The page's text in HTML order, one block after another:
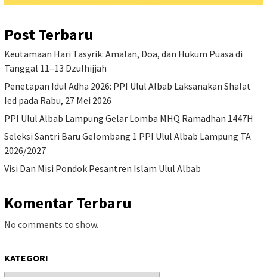
Post Terbaru
Keutamaan Hari Tasyrik: Amalan, Doa, dan Hukum Puasa di
Tanggal 11–13 Dzulhijjah
Penetapan Idul Adha 2026: PPI Ulul Albab Laksanakan Shalat
Ied pada Rabu, 27 Mei 2026
PPI Ulul Albab Lampung Gelar Lomba MHQ Ramadhan 1447H
Seleksi Santri Baru Gelombang 1 PPI Ulul Albab Lampung TA
2026/2027
Visi Dan Misi Pondok Pesantren Islam Ulul Albab
Komentar Terbaru
No comments to show.
KATEGORI